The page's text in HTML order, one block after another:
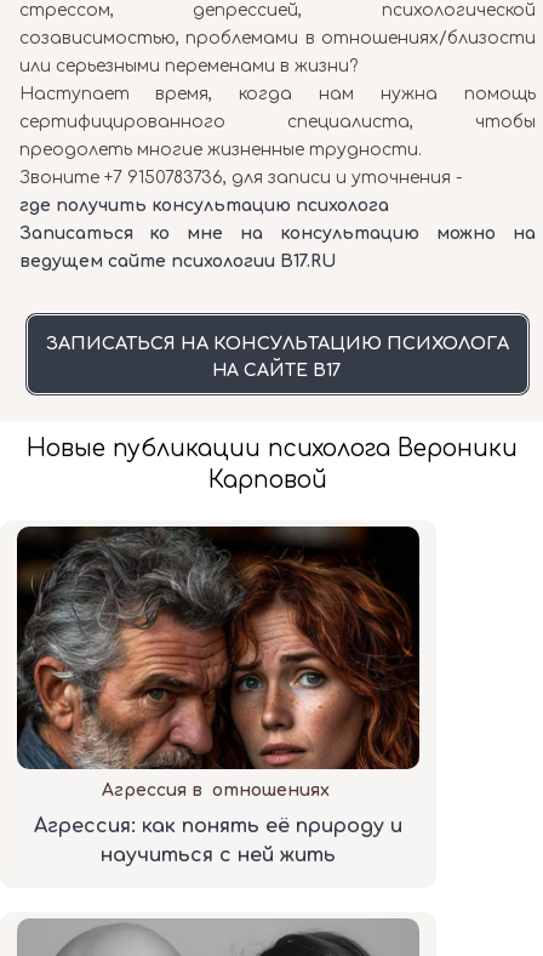
стрессом, депрессией, психологической
созависимостью, проблемами в отношениях/близости
или серьезными переменами в жизни?
Наступает время, когда нам нужна помощь
сертифицированного специалиста, чтобы
преодолеть многие жизненные трудности.
Звоните +7 9150783736, для записи и уточнения -
где получить консультацию психолога
Записаться ко мне на консультацию можно на
ведущем сайте психологии B17.RU
ЗАПИСАТЬСЯ НА КОНСУЛЬТАЦИЮ ПСИХОЛОГА
НА САЙТЕ B17
Новые публикации психолога Вероники
Карповой
Агрессия в отношениях
Агрессия: как понять её природу и
научиться с ней жить